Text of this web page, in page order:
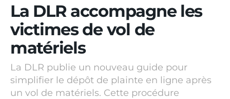
La DLR accompagne les
victimes de vol de
matériels
La DLR publie un nouveau guide pour
simplifier le dépôt de plainte en ligne après
un vol de matériels. Cette procédure